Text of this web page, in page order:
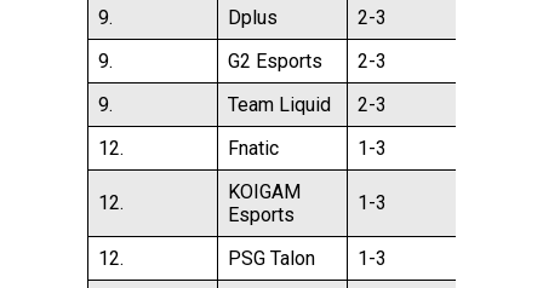
9. Dplus
2-3
9.
G2 Esports
2-3
9.
Team Liquid
2-3
12.
Fnatic 1-3
12.
KOIGAM
Esports
1-3
12. PSG Talon 1-3